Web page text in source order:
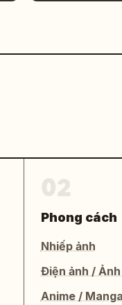
Phong cách
Nhiếp ảnh
Điện ảnh /
Anime / Manga